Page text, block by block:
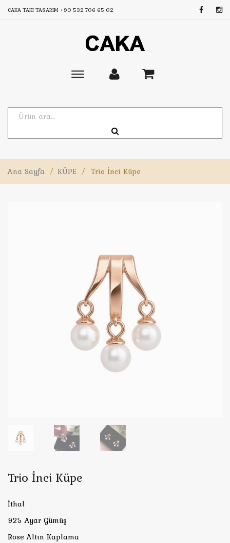
CAKA TAKI TASARIM +90 532 706 65 02
Toggle
Ana Sayfa / KÜPE / Trio İnci Küpe
Trio İnci Küpe
İthal
925 Ayar Gümüş
Rose Altın Kaplama